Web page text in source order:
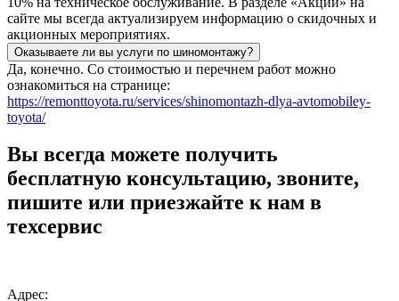
сайте мы всегда актуализируем информацию о скидочных и
акционных мероприятиях.
Оказываете ли вы услуги по шиномонтажу?
Да, конечно. Со стоимостью и перечнем работ можно
ознакомиться на странице:
https://remonttoyota.ru/services/shinomontazh-dlya-avtomobiley-
toyota/
Вы всегда можете получить
бесплатную консультацию, звоните,
пишите или приезжайте к нам в
техсервис
Адрес: